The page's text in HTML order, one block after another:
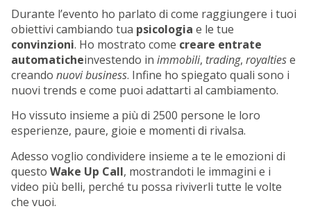
Durante l’evento ho parlato di come raggiungere i tuoi
obiettivi cambiando tua psicologia e le tue
convinzioni. Ho mostrato come creare entrate
automaticheinvestendo in immobili, trading, royaltiese
creando nuovi business. Infine ho spiegato quali sono i
nuovi trends e come puoi adattarti al cambiamento.
Ho vissuto insieme a più di 2500 persone le loro
esperienze, paure, gioie e momenti di rivalsa.
Adesso voglio condividere insieme a te le emozioni di
questo Wake Up Call, mostrandoti le immagini e i
video più belli, perché tu possa riviverli tutte le volte
che vuoi.